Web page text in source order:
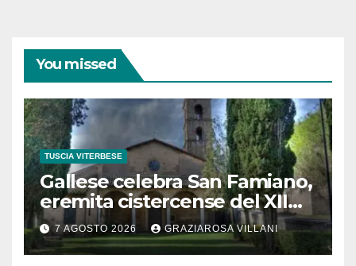
You missed
TUSCIA VITERBESE
Gallese celebra San Famiano,
eremita cistercense del XII
secolo
7 AGOSTO 2026 GRAZIAROSA VILLANI